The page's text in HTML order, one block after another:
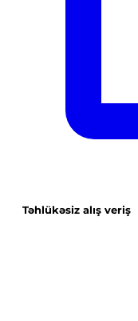
Təhlükəsiz alış veriş